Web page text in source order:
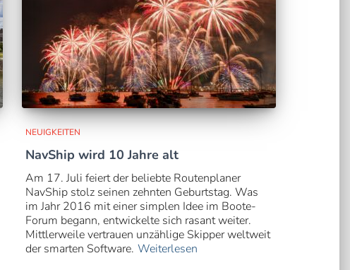
NEUIGKEITEN
NavShip wird 10 Jahre alt
Am 17. Juli feiert der beliebte Routenplaner
NavShip stolz seinen zehnten Geburtstag. Was
im Jahr 2016 mit einer simplen Idee im Boote-
Forum begann, entwickelte sich rasant weiter.
Mittlerweile vertrauen unzählige Skipper weltweit
der smarten Software. Weiterlesen